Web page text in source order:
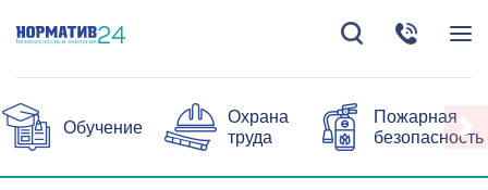
Обучение
Охрана
труда
Пожарная
безопасность